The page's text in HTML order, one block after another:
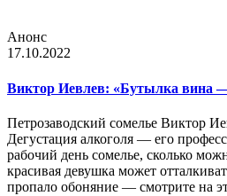
Анонс
17.10.2022
Виктор Иевлев: «Бутылка вина
Петрозаводский сомелье Виктор
Дегустация алкоголя — его
рабочий день сомелье, сколько
красивая девушка может
пропало обоняние — смотрите на